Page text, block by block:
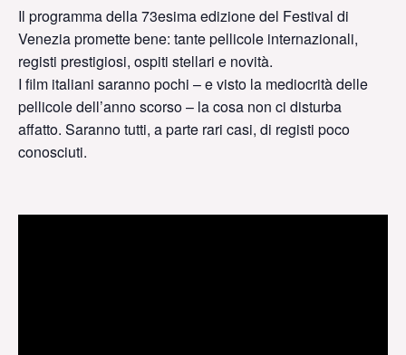
Il programma della 73esima edizione del Festival di
Venezia promette bene: tante pellicole internazionali,
registi prestigiosi, ospiti stellari e novità.
I film italiani saranno pochi – e visto la mediocrità delle
pellicole dell’anno scorso – la cosa non ci disturba
affatto. Saranno tutti, a parte rari casi, di registi poco
conosciuti.